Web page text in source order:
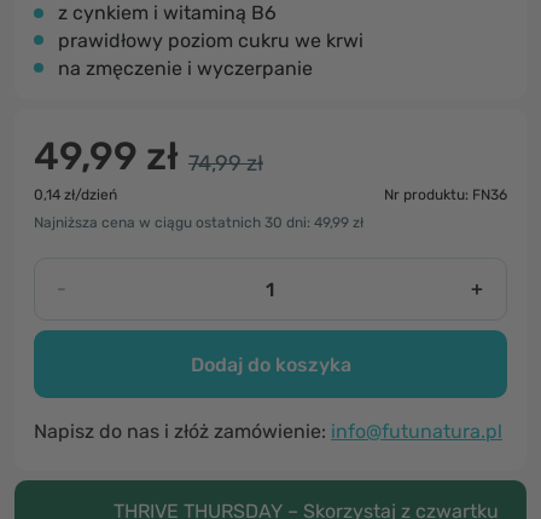
z cynkiem i witaminą B6
prawidłowy poziom cukru we krwi
na zmęczenie i wyczerpanie
49,99 zł 74,99 zł
0,14 zł/dzień
Nr produktu: FN36
Najniższa cena w ciągu ostatnich 30 dni: 49,99 zł
- +
Dodaj do koszyka
Napisz do nas i złóż zamówienie: info@futunatura.pl
THRIVE THURSDAY – Skorzystaj z czwartku